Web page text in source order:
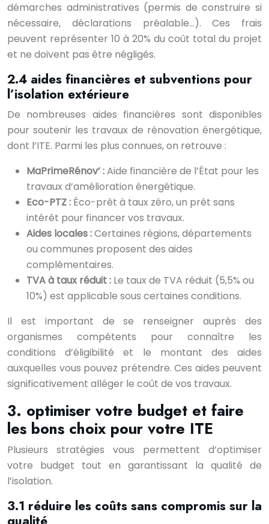
démarches administratives (permis de construire si
nécessaire, déclarations préalable…). Ces frais
peuvent représenter 10 à 20% du coût total du projet
et ne doivent pas être négligés.
2.4 aides financières et subventions pour
l’isolation extérieure
De nombreuses aides financières sont disponibles
pour soutenir les travaux de rénovation énergétique,
dont l’ITE. Parmi les plus connues, on retrouve :
MaPrimeRénov’ :Aide financière de l’État pour les
travaux d’amélioration énergétique.
Eco-PTZ : Éco-prêt à taux zéro, un prêt sans
intérêt pour financer vos travaux.
Aides locales :Certaines régions, départements
ou communes proposent des aides
complémentaires.
TVA à taux réduit : Le taux de TVA réduit (5,5% ou
10%) est applicable sous certaines conditions.
Il est important de se renseigner auprès des
organismes compétents pour connaître les
conditions d’éligibilité et le montant des aides
auxquelles vous pouvez prétendre. Ces aides peuvent
significativement alléger le coût de vos travaux.
3. optimiser votre budget et faire
les bons choix pour votre ITE
Plusieurs stratégies vous permettent d’optimiser
votre budget tout en garantissant la qualité de
l’isolation.
3.1 réduire les coûts sans compromis sur la